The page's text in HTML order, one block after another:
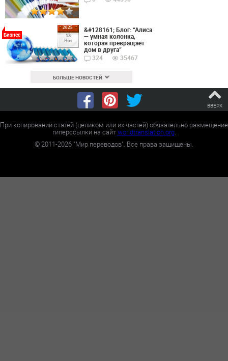
2025
13
Ноя
Бизнес
&#128161; Блог: “Алиса
— умная колонка,
которая превращает
дом в друга”
324
35467
БОЛЬШЕ НОВОСТЕЙ
ВВЕРХ
При копировании статей (целиком или их частей) обязательно размещение
гиперссылки на сайтworldtranslation.org.
©2011-2026 "Мир переводов". Все права защищены.